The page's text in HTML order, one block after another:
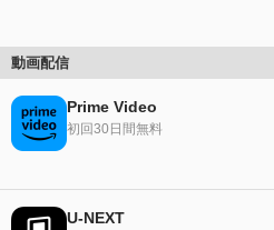
動画配信
Prime Video
初回30日間無料
U-NEXT